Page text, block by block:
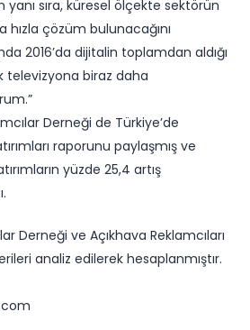
sıra, küresel ölçekte sektörün
hızla çözüm bulunacağını
2016’da dijitalin toplamdan aldığı
televizyona biraz daha
Derneği de Türkiye’de
raporunu paylaşmış ve
yüzde 25,4 artış
Derneği ve Açıkhava Reklamcıları
analiz edilerek hesaplanmıştır.